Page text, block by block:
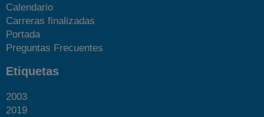
Calendario
Carreras finalizadas
Portada
Preguntas Frecuentes
Etiquetas
2003
2019